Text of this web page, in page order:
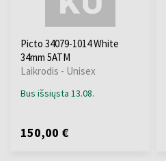
Picto 34079-1014 White
34mm 5ATM
Laikrodis - Unisex
Bus išsiųsta 13.08.
150,00 €